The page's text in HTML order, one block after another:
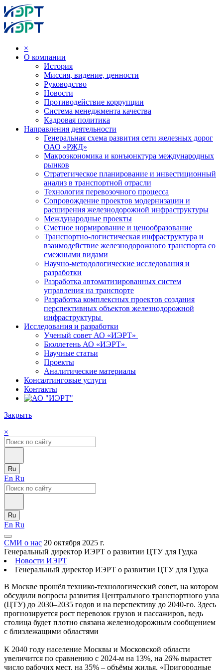
×
О компании
История
Миссия, видение, ценности
Руководство
Новости
Противодействие коррупции
Система менеджмента качества
Кадровая политика
Направления деятельности
Генеральная схема развития сети железных дорог
ОАО «РЖД»
Макроэкономика и конъюнктура международных
рынков
Стратегическое планирование и инвестиционный
анализ в транспортной отрасли
Технология перевозочного процесса
Сопровождение проектов модернизации и
расширения железнодорожной инфраструктуры
Международные проекты
Сметное нормирование и ценообразование
Транспортно-логистическая инфраструктура и
взаимодействие железнодорожного транспорта со
смежными видами
Научно-методологические исследования и
разработки
Разработка автоматизированных систем
управления на транспорте
Разработка комплексных проектов создания
перспективных объектов железнодорожной
инфраструктуры
Исследования и разработки
Ученый совет АО «ИЭРТ»
Бюллетень АО «ИЭРТ»
Научные статьи
Проекты
Аналитические материалы
Консалтинговые услуги
Контакты
Закрыть
×
Ru
En Ru
Ru
En Ru
СМИ о нас 20 октября 2025 г.
Генеральный директор ИЭРТ о развитии ЦТУ для Гудка
Новости ИЭРТ
Генеральный директор ИЭРТ о развитии ЦТУ для Гудка
В Москве прошёл технико-технологический совет, на котором
обсудили вопросы развития Центрального транспортного узла
(ЦТУ) до 2030–2035 годов и на перспективу до 2040-го. Здесь
прогнозируется рост перевозок грузов и пассажиров, ведь
столица будет плотно связана железнодорожным сообщением
с близлежащими областями
К 2040 году население Москвы и Московской области
увеличится по сравнению с 2024-м на 13%, на 26% вырастет
число рабочих мест, на 35% – объёмы жилья. «Пригородные